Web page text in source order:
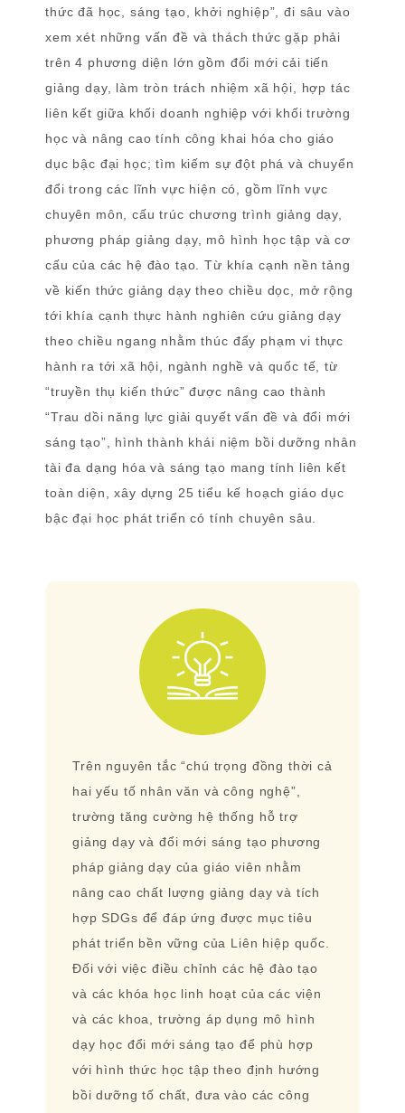
thức đã học, sáng tạo, khởi nghiệp”, đi sâu vào
xem xét những vấn đề và thách thức gặp phải
trên 4 phương diện lớn gồm đổi mới cải tiến
giảng dạy, làm tròn trách nhiệm xã hội, hợp tác
liên kết giữa khối doanh nghiệp với khối trường
học và nâng cao tính công khai hóa cho giáo
dục bậc đại học; tìm kiếm sự đột phá và chuyển
đổi trong các lĩnh vực hiện có, gồm lĩnh vực
chuyên môn, cấu trúc chương trình giảng dạy,
phương pháp giảng dạy, mô hình học tập và cơ
cấu của các hệ đào tạo. Từ khía cạnh nền tảng
về kiến thức giảng dạy theo chiều dọc, mở rộng
tới khía cạnh thực hành nghiên cứu giảng dạy
theo chiều ngang nhằm thúc đẩy phạm vi thực
hành ra tới xã hội, ngành nghề và quốc tế, từ
“truyền thụ kiến thức” được nâng cao thành
“Trau dồi năng lực giải quyết vấn đề và đổi mới
sáng tạo”, hình thành khái niệm bồi dưỡng nhân
tài đa dạng hóa và sáng tạo mang tính liên kết
toàn diện, xây dựng 25 tiểu kế hoạch giáo dục
bậc đại học phát triển có tính chuyên sâu.
Trên nguyên tắc “chú trọng đồng thời cả
hai yếu tố nhân văn và công nghệ”,
trường tăng cường hệ thống hỗ trợ
giảng dạy và đổi mới sáng tạo phương
pháp giảng dạy của giáo viên nhằm
nâng cao chất lượng giảng dạy và tích
hợp SDGs để đáp ứng được mục tiêu
phát triển bền vững của Liên hiệp quốc.
Đối với việc điều chỉnh các hệ đào tạo
và các khóa học linh hoạt của các viện
và các khoa, trường áp dụng mô hình
dạy học đổi mới sáng tạo để phù hợp
với hình thức học tập theo định hướng
bồi dưỡng tố chất, đưa vào các công